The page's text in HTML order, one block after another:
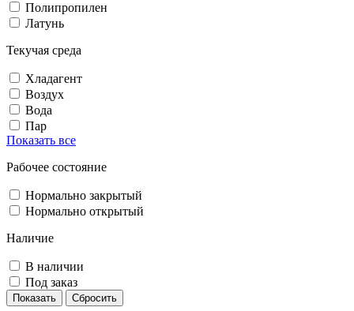
Полипропилен
Латунь
Текучая среда
Хладагент
Воздух
Вода
Пар
Показать все
Рабочее состояние
Нормально закрытый
Нормально открытый
Наличие
В наличии
Под заказ